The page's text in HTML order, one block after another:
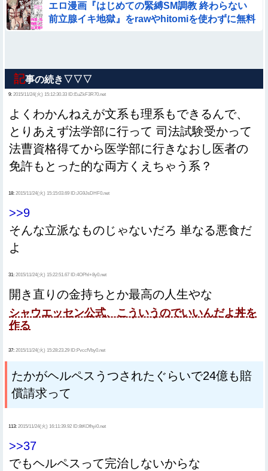
エロ漫画『はじめての緊縛SM調教 終わらない
前立腺イキ地獄』をrawやhitomiを使わずに無料
記事の続き▽▽▽
9: 2015/11/24(火) 15:12:30.33 ID:EuZkF3R70.net
よくわかんねえが文系も理系もできるんで、
とりあえず法学部に行って 司法試験受かって
法曹資格得てから医学部に行きなおし医者の
免許もとった的な両方くえちゃう系？
18: 2015/11/24(火) 15:15:03.69 ID:JG9JsDHF0.net
>>9
そんな立派なものじゃないだろ 単なる悪食だ
よ
31: 2015/11/24(火) 15:22:51.67 ID:4OPhI+8y0.net
開き直りの金持ちとか最高の人生やな
シャウエッセン公式、こういうのでいいんだよ丼を
作る
37: 2015/11/24(火) 15:28:23.29 ID:PvccfVby0.net
たかがヘルペスうつされたぐらいで24億も賠
償請求って
113: 2015/11/24(火) 16:11:39.92 ID:8tKOfhyi0.net
>>37
でもヘルペスって完治しないからな